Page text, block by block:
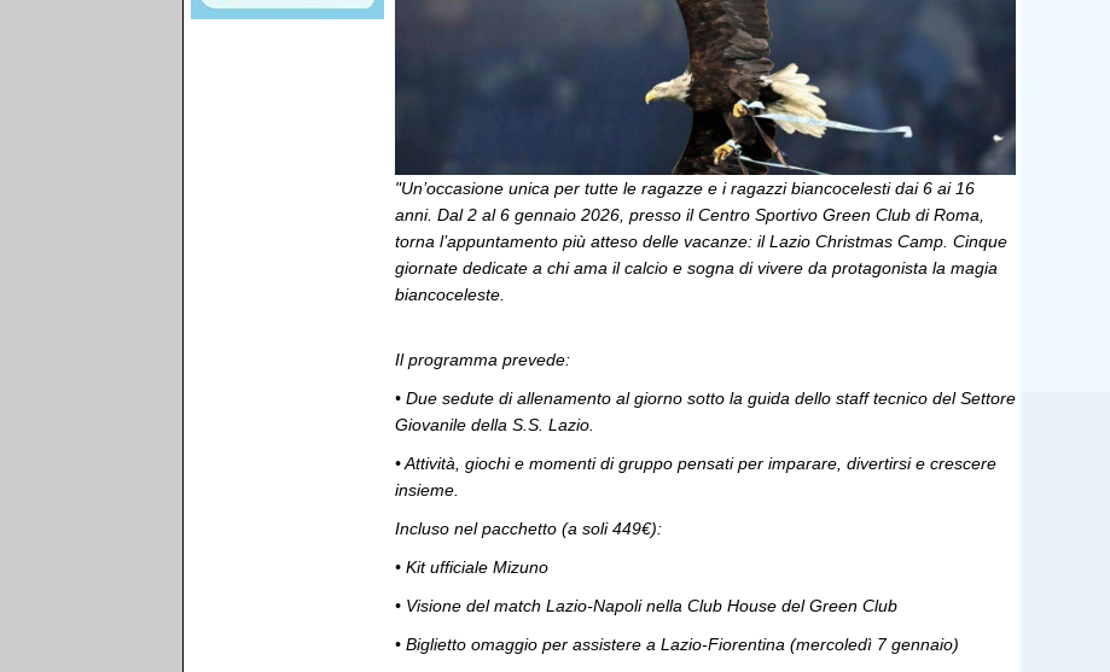
"Un’occasione unica per tutte le ragazze e i ragazzi biancocelesti dai 6 ai 16
anni. Dal 2 al 6 gennaio 2026, presso il Centro Sportivo Green Club di Roma,
torna l’appuntamento più atteso delle vacanze: il Lazio Christmas Camp. Cinque
giornate dedicate a chi ama il calcio e sogna di vivere da protagonista la magia
biancoceleste.
Il programma prevede:
•⁠ ⁠Due sedute di allenamento al giorno sotto la guida dello staff tecnico del Settore
Giovanile della S.S. Lazio.
•⁠ ⁠Attività, giochi e momenti di gruppo pensati per imparare, divertirsi e crescere
insieme.
Incluso nel pacchetto (a soli 449€):
•⁠ ⁠Kit ufficiale Mizuno
•⁠ ⁠Visione del match Lazio-Napoli nella Club House del Green Club
•⁠ ⁠Biglietto omaggio per assistere a Lazio-Fiorentina (mercoledì 7 gennaio)